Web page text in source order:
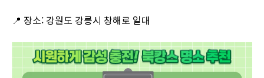
📍 장소: 강원도 강릉시 창해로 일대